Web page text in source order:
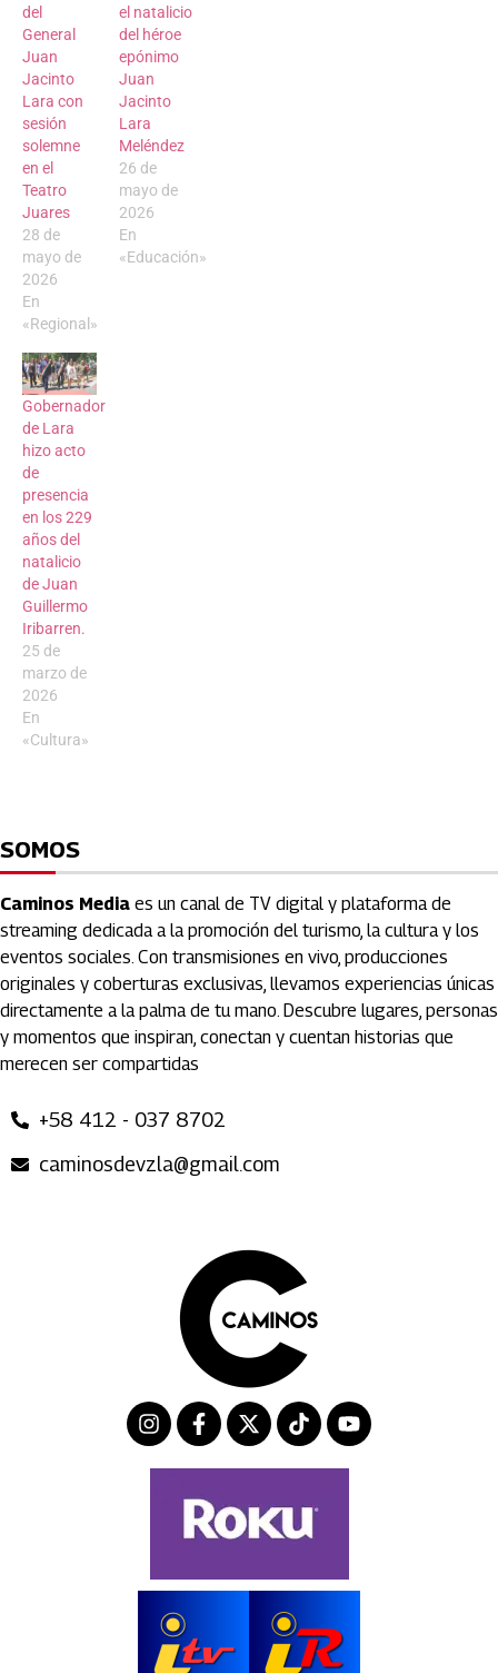
del
General
Juan
Jacinto
Lara con
sesión
solemne
en el
Teatro
Juares
28 de
mayo de
2026
En
«Regional»
el natalicio
del héroe
epónimo
Juan
Jacinto
Lara
Meléndez
26 de
mayo de
2026
En
«Educación»
Gobernador
de Lara
hizo acto
de
presencia
en los 229
años del
natalicio
de Juan
Guillermo
Iribarren.
25 de
marzo de
2026
En
«Cultura»
SOMOS
Caminos Media es un canal de TV digital y plataforma de
streaming dedicada a la promoción del turismo, la cultura y los
eventos sociales. Con transmisiones en vivo, producciones
originales y coberturas exclusivas, llevamos experiencias únicas
directamente a la palma de tu mano. Descubre lugares, personas
y momentos que inspiran, conectan y cuentan historias que
merecen ser compartidas
+58 412 - 037 8702
caminosdevzla@gmail.com